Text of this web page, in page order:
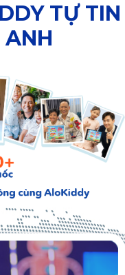
TỰ TIN
ANH